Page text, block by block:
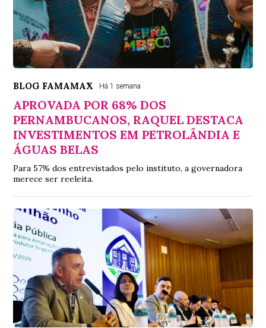
BLOG FAMAMAX Há 1 semana
APROVADA POR 68% DOS
PERNAMBUCANOS, RAQUEL DESTACA
INVESTIMENTOS EM PETROLÂNDIA E
ÁGUAS BELAS
Para 57% dos entrevistados pelo instituto, a governadora
merece ser reeleita.